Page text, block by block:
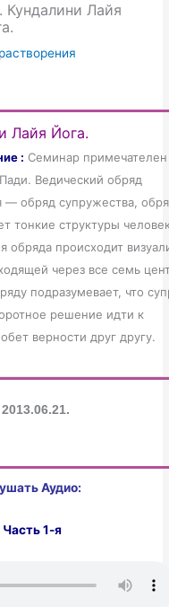
Кундалини Лайя
Лайя Йога.
: Семинар примечателен
Ведический обряд
— обряд супружества,
тонкие структуры
обряда происходит
через все семь
подразумевает, что
решение идти к
верности друг другу.
2013.06.21.
Аудио:
Часть 1-я